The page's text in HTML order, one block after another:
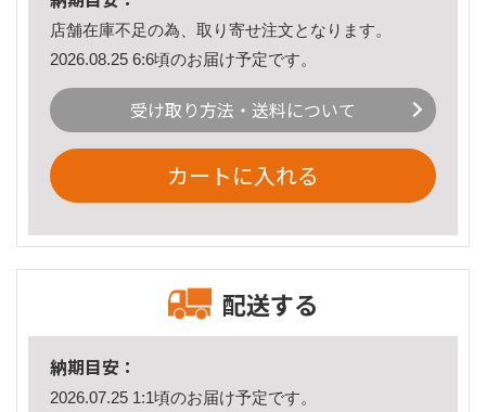
店舗在庫不足の為、取り寄せ注文となります。
2026.08.25 6:6頃のお届け予定です。
受け取り方法・送料について
カートに入れる
配送する
納期目安：
2026.07.25 1:1頃のお届け予定です。